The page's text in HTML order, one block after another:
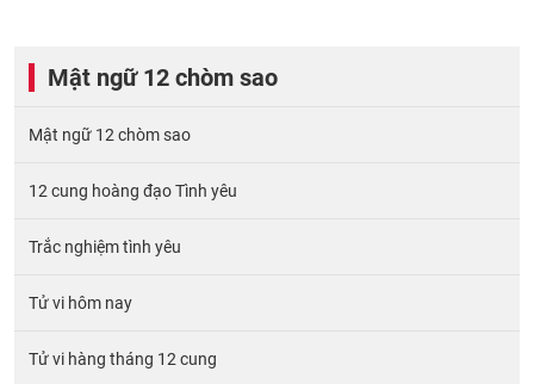
Mật ngữ 12 chòm sao
Mật ngữ 12 chòm sao
12 cung hoàng đạo Tình yêu
Trắc nghiệm tình yêu
Tử vi hôm nay
Tử vi hàng tháng 12 cung